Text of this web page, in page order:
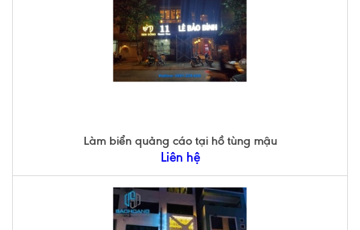
Làm biển quảng cáo tại hồ tùng mậu
Liên hệ